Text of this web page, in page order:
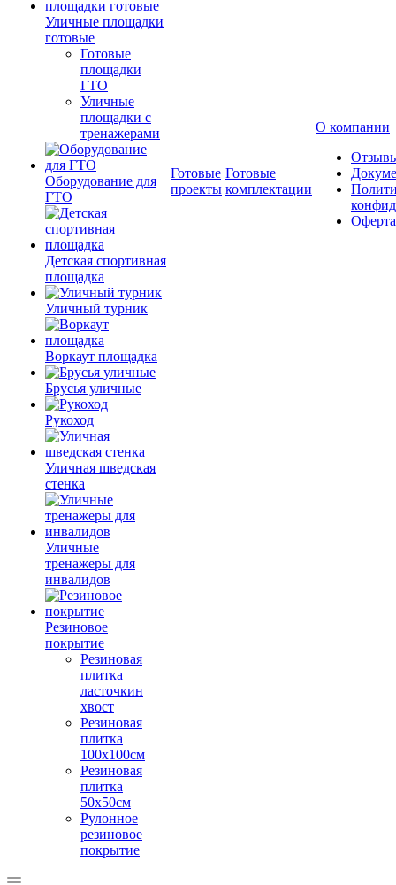
Уличные площадки
готовые
Готовые
площадки
ГТО
Уличные
площадки с
тренажерами
Оборудование для
ГТО
Детская спортивная
площадка
Уличный турник
Воркаут площадка
Брусья уличные
Рукоход
Уличная шведская
стенка
Уличные
тренажеры для
инвалидов
Резиновое
покрытие
Резиновая
плитка
ласточкин
хвост
Резиновая
плитка
100х100см
Резиновая
плитка
50х50см
Рулонное
резиновое
покрытие
Готовые
проекты
Готовые
комплектации
О компании
Оферта